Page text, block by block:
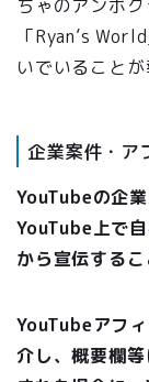
ちゃのアンボ
「Ryan’s
いでいることが
企業案件・ア
YouTubeの企
YouTube上で
から宣伝するこ
YouTubeアフ
介し、概要欄